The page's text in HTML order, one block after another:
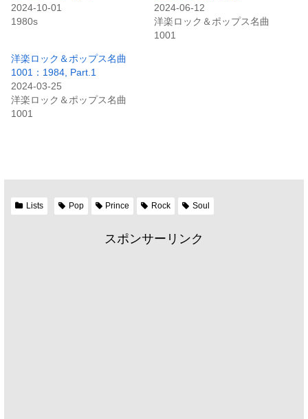
2024-10-01
1980s
2024-06-12
洋楽ロック＆ポップス名曲
1001
洋楽ロック＆ポップス名曲
1001：1984, Part.1
2024-03-25
洋楽ロック＆ポップス名曲
1001
Lists Pop Prince Rock Soul
スポンサーリンク